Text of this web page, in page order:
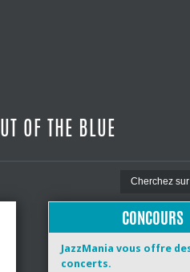
OF THE BLUE
CONCOURS
JazzMania vous offre
concerts.